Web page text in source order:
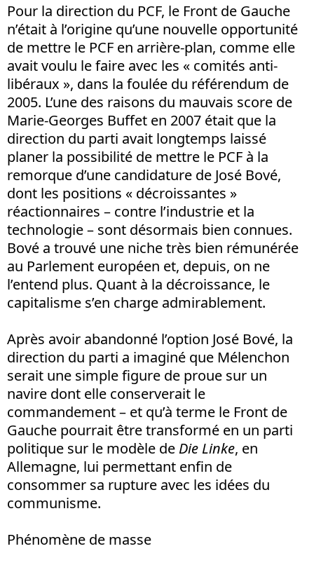
Pour la direction du PCF, le Front de Gauche
n’était à l’origine qu’une nouvelle opportunité
de mettre le PCF en arrière-plan, comme elle
avait voulu le faire avec les « comités anti-
libéraux », dans la foulée du référendum de
2005. L’une des raisons du mauvais score de
Marie-Georges Buffet en 2007 était que la
direction du parti avait longtemps laissé
planer la possibilité de mettre le PCF à la
remorque d’une candidature de José Bové,
dont les positions « décroissantes »
réactionnaires – contre l’industrie et la
technologie – sont désormais bien connues.
Bové a trouvé une niche très bien rémunérée
au Parlement européen et, depuis, on ne
l’entend plus. Quant à la décroissance, le
capitalisme s’en charge admirablement.
Après avoir abandonné l’option José Bové, la
direction du parti a imaginé que Mélenchon
serait une simple figure de proue sur un
navire dont elle conserverait le
commandement – et qu’à terme le Front de
Gauche pourrait être transformé en un parti
politique sur le modèle de Die Linke, en
Allemagne, lui permettant enfin de
consommer sa rupture avec les idées du
communisme.
Phénomène de masse